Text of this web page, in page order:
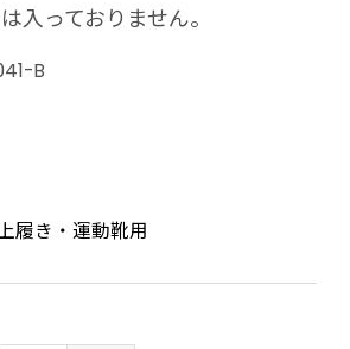
入っておりません。
B
上履き・運動靴用